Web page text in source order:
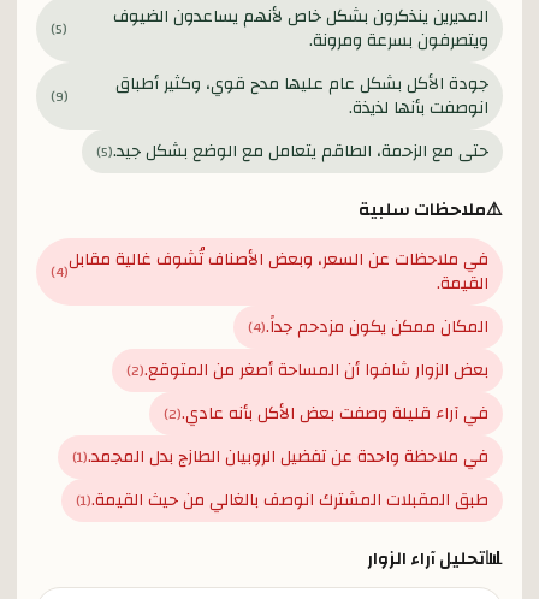
المديرين ينذكرون بشكل خاص لأنهم يساعدون الضيوف
ويتصرفون بسرعة ومرونة. (
5
)
جودة الأكل بشكل عام عليها مدح قوي، وكثير أطباق
انوصفت بأنها لذيذة. (
9
)
حتى مع الزحمة، الطاقم يتعامل مع الوضع بشكل جيد.(
5
)
⚠️ملاحظات سلبية
في ملاحظات عن السعر، وبعض الأصناف تُشوف غالية مقابل
القيمة. (
4
)
المكان ممكن يكون مزدحم جداً.(
4
)
بعض الزوار شافوا أن المساحة أصغر من المتوقع.(
2
)
في آراء قليلة وصفت بعض الأكل بأنه عادي.(
2
)
في ملاحظة واحدة عن تفضيل الروبيان الطازج بدل المجمد.(
1
)
طبق المقبلات المشترك انوصف بالغالي من حيث القيمة.(
1
)
📊تحليل آراء الزوار